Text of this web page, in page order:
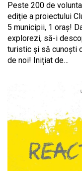
Peste 200 de
ediție a proiectului
5 municipii, 1 oraș!
explorezi, să-i
turistic și să cunoști
de noi! Inițiat de…